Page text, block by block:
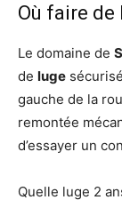
Où faire de
Le domaine de
de luge
gauche de la
remontée
d’essayer un
Quelle luge 2